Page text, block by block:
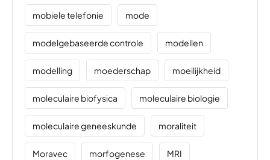
mobiele telefonie mode
modelgebaseerde controle modellen
modelling moederschap moeilijkheid
moleculaire biofysica moleculaire biologie
moleculaire geneeskunde moraliteit
Moravec morfogenese MRI